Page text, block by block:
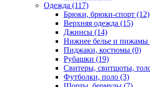
Одежда (117)
Брюки, брюки-спорт (12)
Верхняя одежда (15)
Джинсы (14)
Нижнее белье и пижамы
Пиджаки, костюмы (0)
Рубашки (19)
Свитеры, свитшоты,
Футболки, поло (3)